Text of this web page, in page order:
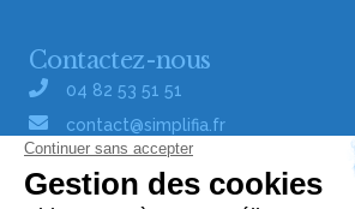
Contactez-nous
04 82 53 51 51
contact@simplifia.fr